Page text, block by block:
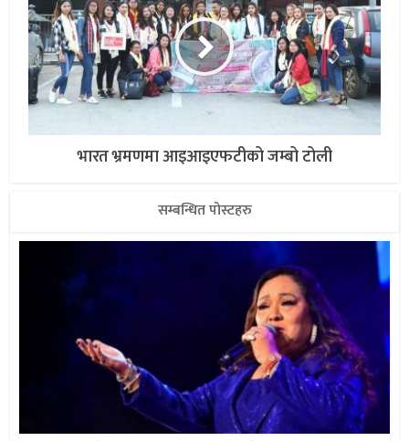
भारत भ्रमणमा आइआइएफटीको जम्बो टोली
सम्बन्धित पोस्टहरु